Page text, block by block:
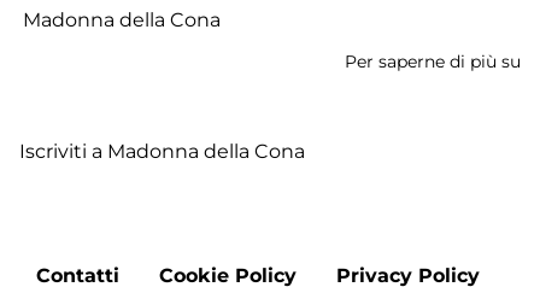
Madonna della Cona
Per saperne di più su
Iscriviti a Madonna della Cona
Footer
Contatti Cookie Policy Privacy Policy